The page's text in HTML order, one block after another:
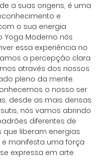
a suas origens, é uma
e
o sua energia
Yoga Moderno nós
essa experiência no
a percepção clara
através dos nossos
pleno da mente.
o nosso ser
desde as mais densas
nós vamos abrindo
diferentes de
que liberam energias
manifesta uma força
expressa em arte.